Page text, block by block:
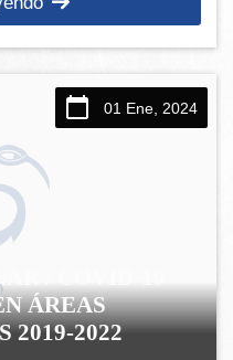
01 Ene, 2024
/ COVID-19
ÁREAS
2019-2022